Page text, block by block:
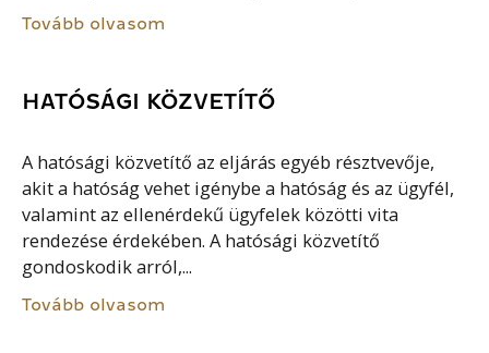
Tovább olvasom
HATÓSÁGI KÖZVETÍTŐ
A hatósági közvetítő az eljárás egyéb résztvevője,
akit a hatóság vehet igénybe a hatóság és az ügyfél,
valamint az ellenérdekű ügyfelek közötti vita
rendezése érdekében. A hatósági közvetítő
gondoskodik arról,...
Tovább olvasom